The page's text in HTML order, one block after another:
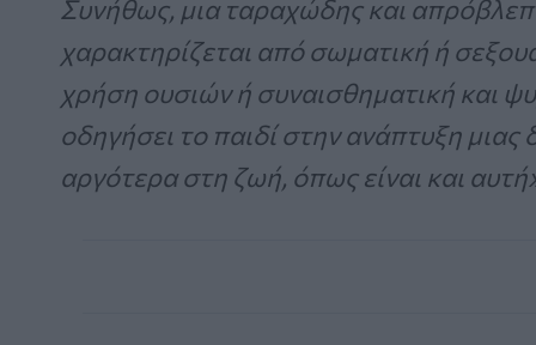
Συνήθως, μια ταραχώδης και
χαρακτηρίζεται από σωματική ή
χρήση ουσιών ή συναισθηματική και
οδηγήσει το παιδί στην ανάπτυξη
αργότερα στη ζωή, όπως είναι και